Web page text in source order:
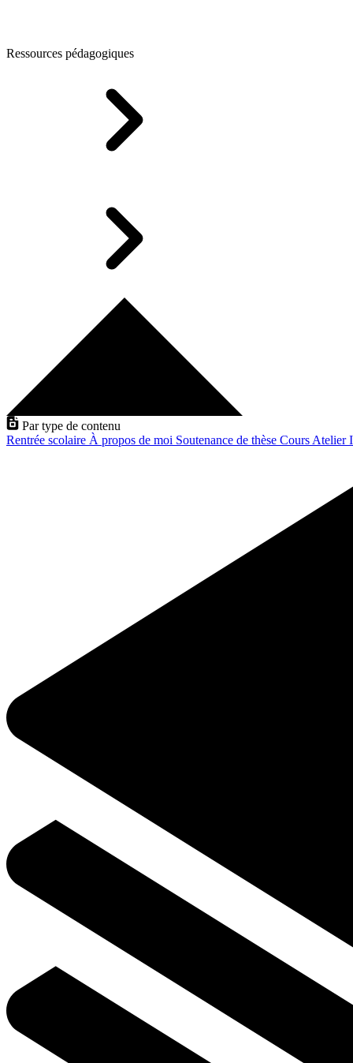
Ressources pédagogiques
Par type de contenu
Rentrée scolaire À propos de moi Soutenance de thèse Cours Atelier